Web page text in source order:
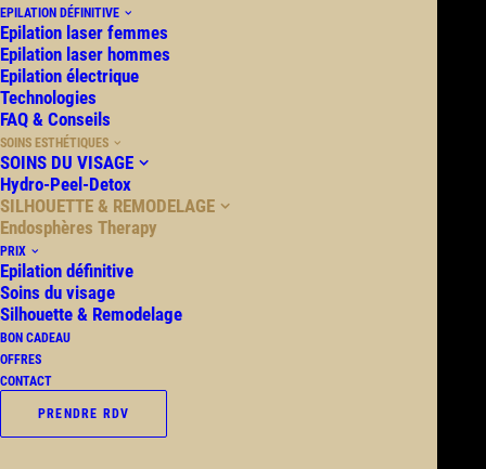
EPILATION DÉFINITIVE
Epilation laser femmes
Epilation laser hommes
Epilation électrique
Technologies
FAQ & Conseils
SOINS ESTHÉTIQUES
SOINS DU VISAGE
Hydro-Peel-Detox
SILHOUETTE & REMODELAGE
Endosphères Therapy
PRIX
Epilation définitive
Soins du visage
Silhouette & Remodelage
BON CADEAU
OFFRES
CONTACT
PRENDRE RDV